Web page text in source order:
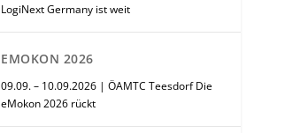
LogiNext Germany ist weit
EMOKON 2026
09.09. – 10.09.2026 | ÖAMTC Teesdorf Die
eMokon 2026 rückt